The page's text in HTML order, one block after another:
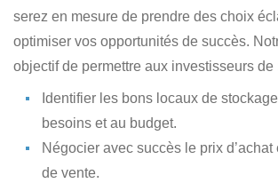
serez en mesure de prendre des choix
optimiser vos opportunités de succès.
objectif de permettre aux investisseurs de
Identifier les bons locaux de stockage
besoins et au budget.
Négocier avec succès le prix d’achat
de vente.